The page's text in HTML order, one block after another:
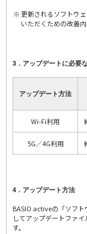
更新されるソフトウ
いただくための改善
3．アップデートに必要
アップデート方法
Wi-Fi利用
5G／4G利用
4．アップデート方法
BASIO activeの「ソフ
してアップデートファ
す。